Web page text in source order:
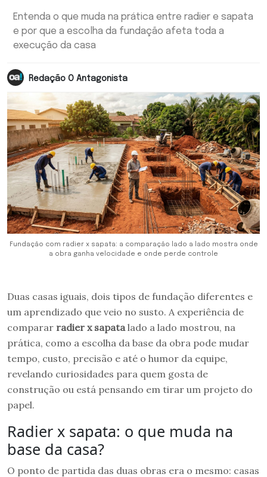
Entenda o que muda na prática entre radier e sapata
e por que a escolha da fundação afeta toda a
execução da casa
Redação O Antagonista
Fundação com radier x sapata: a comparação lado a lado mostra onde
a obra ganha velocidade e onde perde controle
Duas casas iguais, dois tipos de fundação diferentes e
um aprendizado que veio no susto. A experiência de
comparar radier x sapata lado a lado mostrou, na
prática, como a escolha da base da obra pode mudar
tempo, custo, precisão e até o humor da equipe,
revelando curiosidades para quem gosta de
construção ou está pensando em tirar um projeto do
papel.
Radier x sapata: o que muda na
base da casa?
O ponto de partida das duas obras era o mesmo: casas